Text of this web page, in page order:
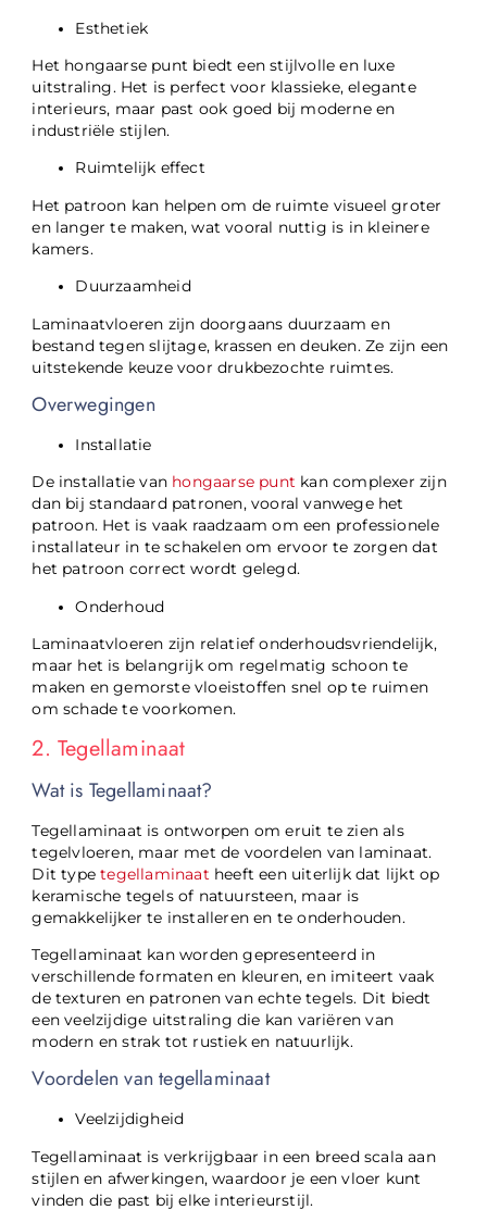
Esthetiek
Het hongaarse punt biedt een stijlvolle en luxe
uitstraling. Het is perfect voor klassieke, elegante
interieurs, maar past ook goed bij moderne en
industriële stijlen.
Ruimtelijk effect
Het patroon kan helpen om de ruimte visueel groter
en langer te maken, wat vooral nuttig is in kleinere
kamers.
Duurzaamheid
Laminaatvloeren zijn doorgaans duurzaam en
bestand tegen slijtage, krassen en deuken. Ze zijn een
uitstekende keuze voor drukbezochte ruimtes.
Overwegingen
Installatie
De installatie van hongaarse punt kan complexer zijn
dan bij standaard patronen, vooral vanwege het
patroon. Het is vaak raadzaam om een professionele
installateur in te schakelen om ervoor te zorgen dat
het patroon correct wordt gelegd.
Onderhoud
Laminaatvloeren zijn relatief onderhoudsvriendelijk,
maar het is belangrijk om regelmatig schoon te
maken en gemorste vloeistoffen snel op te ruimen
om schade te voorkomen.
2. Tegellaminaat
Wat is Tegellaminaat?
Tegellaminaat is ontworpen om eruit te zien als
tegelvloeren, maar met de voordelen van laminaat.
Dit typetegellaminaat heeft een uiterlijk dat lijkt op
keramische tegels of natuursteen, maar is
gemakkelijker te installeren en te onderhouden.
Tegellaminaat kan worden gepresenteerd in
verschillende formaten en kleuren, en imiteert vaak
de texturen en patronen van echte tegels. Dit biedt
een veelzijdige uitstraling die kan variëren van
modern en strak tot rustiek en natuurlijk.
Voordelen van tegellaminaat
Veelzijdigheid
Tegellaminaat is verkrijgbaar in een breed scala aan
stijlen en afwerkingen, waardoor je een vloer kunt
vinden die past bij elke interieurstijl.